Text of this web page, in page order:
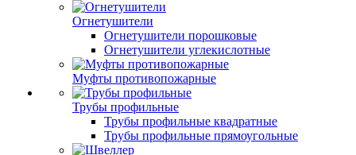
Огнетушители
Огнетушители порошковые
Огнетушители углекислотные
Муфты противопожарные
Трубы профильные
Трубы профильные квадратные
Трубы профильные прямоугольные